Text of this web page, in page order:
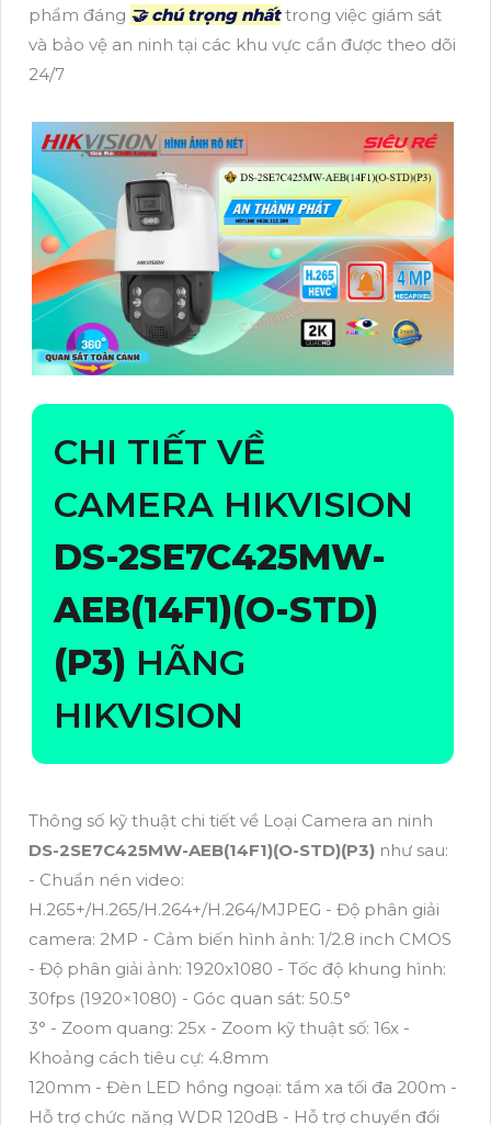
phẩm đáng 🤝 chú trọng nhấttrong việc giám sát
và bảo vệ an ninh tại các khu vực cần được theo dõi
24/7
CHI TIẾT VỀ
CAMERA HIKVISION
DS-2SE7C425MW-
AEB(14F1)(O-STD)
(P3) HÃNG
HIKVISION
Thông số kỹ thuật chi tiết về Loại Camera an ninh
DS-2SE7C425MW-AEB(14F1)(O-STD)(P3) như sau:
- Chuẩn nén video:
H.265+/H.265/H.264+/H.264/MJPEG - Độ phân giải
camera: 2MP - Cảm biến hình ảnh: 1/2.8 inch CMOS
- Độ phân giải ảnh: 1920x1080 - Tốc độ khung hình:
30fps (1920×1080) - Góc quan sát: 50.5°
3° - Zoom quang: 25x - Zoom kỹ thuật số: 16x -
Khoảng cách tiêu cự: 4.8mm
120mm - Đèn LED hồng ngoại: tầm xa tối đa 200m -
Hỗ trợ chức năng WDR 120dB - Hỗ trợ chuyển đổi